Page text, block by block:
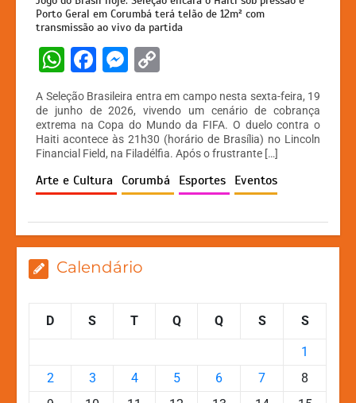
Porto Geral em Corumbá terá telão de 12m² com
transmissão ao vivo da partida
W
h
at
s
A
p
F
c
e
b
o
k
M
s
s
e
n
er
p
y
Li
n
A Seleção Brasileira entra em campo nesta sexta-feira, 19
de junho de 2026, vivendo um cenário de cobrança
extrema na Copa do Mundo da FIFA. O duelo contra o
Haiti acontece às 21h30 (horário de Brasília) no Lincoln
Financial Field, na Filadélfia. Após o frustrante […]
Arte e Cultura Corumbá Esportes Eventos
Calendário
D S T Q Q S S
1
2
3 4 5 6 7
8